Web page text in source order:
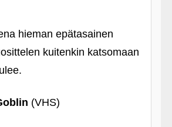
hieman epätasainen
kuitenkin katsomaan
(VHS)